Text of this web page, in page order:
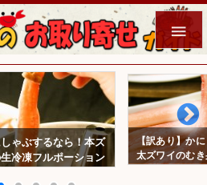

ゃぶするなら！本ズ
冷凍フルポーション
【訳あり】か
太ズワイのむ
g